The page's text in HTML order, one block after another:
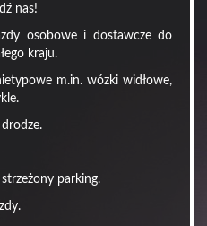
nas!
osobowe i dostawcze do
kraju.
m.in. wózki widłowe,
parking.